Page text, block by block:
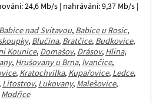
24,6 Mb/s | nahrávání: 9,37 Mb/s |
Babice nad Svitavou, Babice u Rosic,
, Blučina, Bratčice, Budkovice,
Kounice, Domašov, Drásov, Hlína,
, Hrušovany u Brna, Ivančice,
, Kratochvilka, Kupařovice, Ledce,
Litostrov, Lukovany, Malešovice,
Modřice